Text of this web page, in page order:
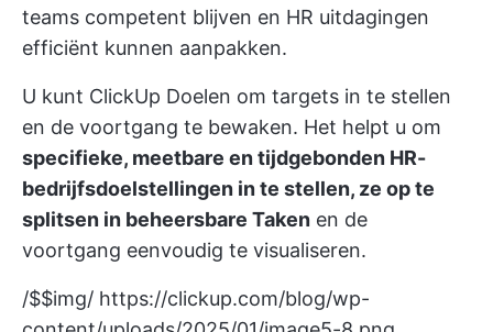
teams competent blijven en HR uitdagingen
efficiënt kunnen aanpakken.
U kunt ClickUp Doelen om targets in te stellen
en de voortgang te bewaken. Het helpt u om
specifieke, meetbare en tijdgebonden HR-
bedrijfsdoelstellingen in te stellen, ze op te
splitsen in beheersbare Taken en de
voortgang eenvoudig te visualiseren.
/$$img/ https://clickup.com/blog/wp-